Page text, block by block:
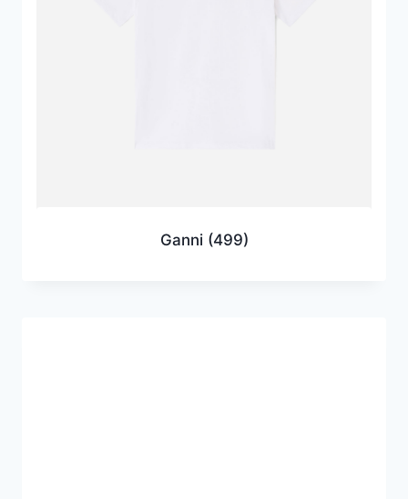
Ganni (499)